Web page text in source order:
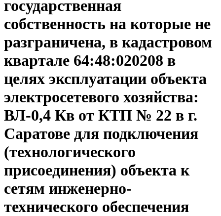
государственная
собственность на которые не
разграничена, в кадастровом
квартале 64:48:020208 в
целях эксплуатации объекта
электросетевого хозяйства:
ВЛ-0,4 Кв от КТП № 22 в г.
Саратове для подключения
(технологического
присоединения) объекта к
сетям инженерно-
технического обеспечения